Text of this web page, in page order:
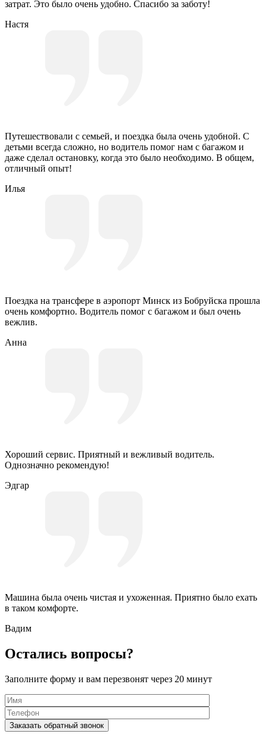
затрат. Это было очень удобно. Спасибо за заботу!
Настя
Путешествовали с семьей, и поездка была очень удобной. С
детьми всегда сложно, но водитель помог нам с багажом и
даже сделал остановку, когда это было необходимо. В общем,
отличный опыт!
Илья
Поездка на трансфере в аэропорт Минск из Бобруйска прошла
очень комфортно. Водитель помог с багажом и был очень
вежлив.
Анна
Хороший сервис. Приятный и вежливый водитель.
Однозначно рекомендую!
Эдгар
Машина была очень чистая и ухоженная. Приятно было ехать
в таком комфорте.
Вадим
Остались вопросы?
Заполните форму и вам перезвонят через 20 минут